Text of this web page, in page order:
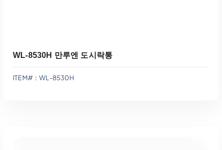
WL-8530H 만루엔 도시락통
ITEM#：WL-8530H